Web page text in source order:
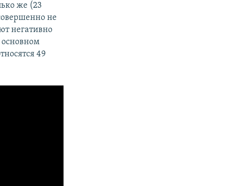
же (23
не
негативно
основном
49